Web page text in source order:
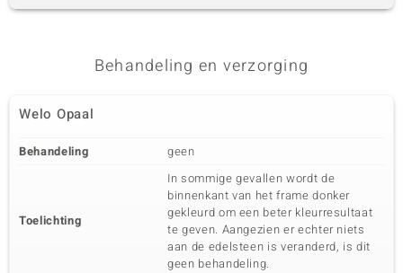
Behandeling en verzorging
Welo Opaal
Behandeling geen
Toelichting
In sommige gevallen wordt de
binnenkant van het frame donker
gekleurd om een beter kleurresultaat
te geven. Aangezien er echter niets
aan de edelsteen is veranderd, is dit
geen behandeling.